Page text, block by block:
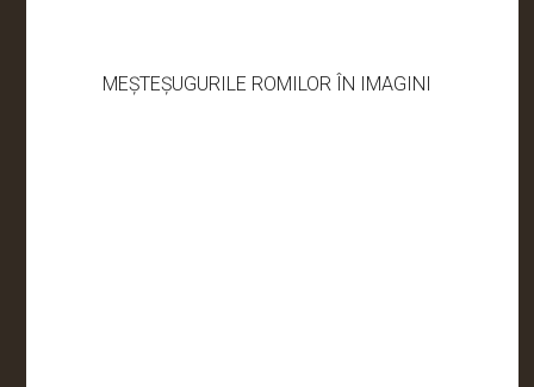
MEȘTEȘUGURILE ROMILOR ÎN IMAGINI